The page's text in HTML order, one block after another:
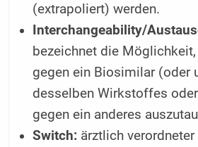
(extrapoliert) werden.
Interchangeability/
bezeichnet die
gegen ein Biosimilar (oder
desselben Wirkstoffes
gegen ein anderes
Switch: ärztlich